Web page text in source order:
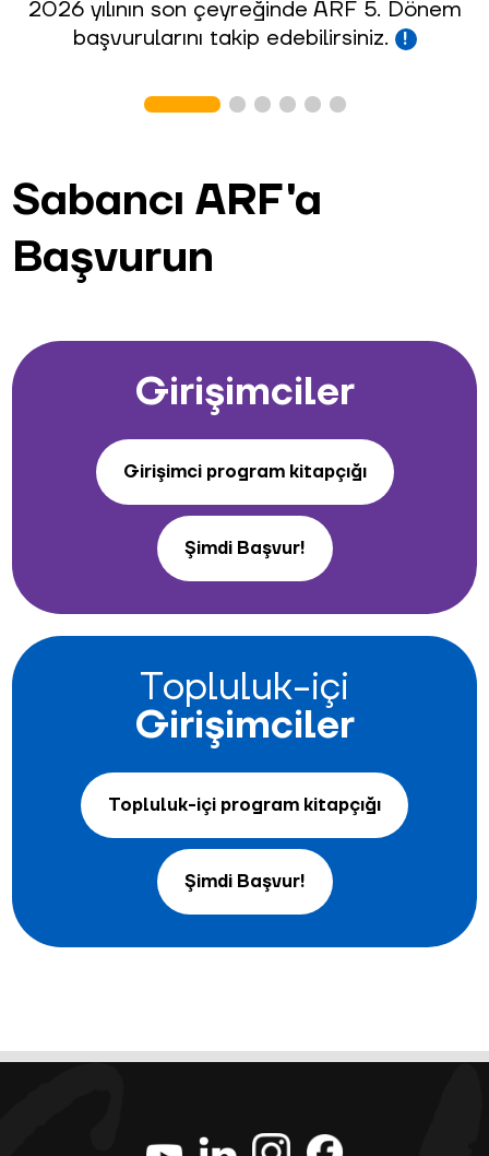
2026 yılının son çeyreğinde ARF 5. Dönem
başvurularını takip edebilirsiniz.
!
Sabancı ARF'a
Başvurun
Girişimciler
Girişimci program kitapçığı
Şimdi Başvur!
Topluluk-içi
Girişimciler
Topluluk-içi program kitapçığı
Şimdi Başvur!